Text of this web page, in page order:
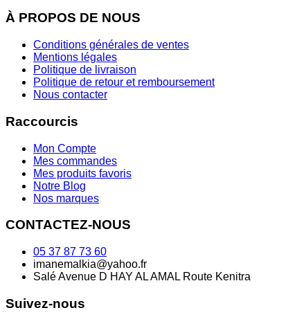
À PROPOS DE NOUS
Conditions générales de ventes
Mentions légales
Politique de livraison
Politique de retour et remboursement
Nous contacter
Raccourcis
Mon Compte
Mes commandes
Mes produits favoris
Notre Blog
Nos marques
CONTACTEZ-NOUS
05 37 87 73 60
imanemalkia@yahoo.fr
Salé Avenue D HAY AL AMAL Route Kenitra
Suivez-nous